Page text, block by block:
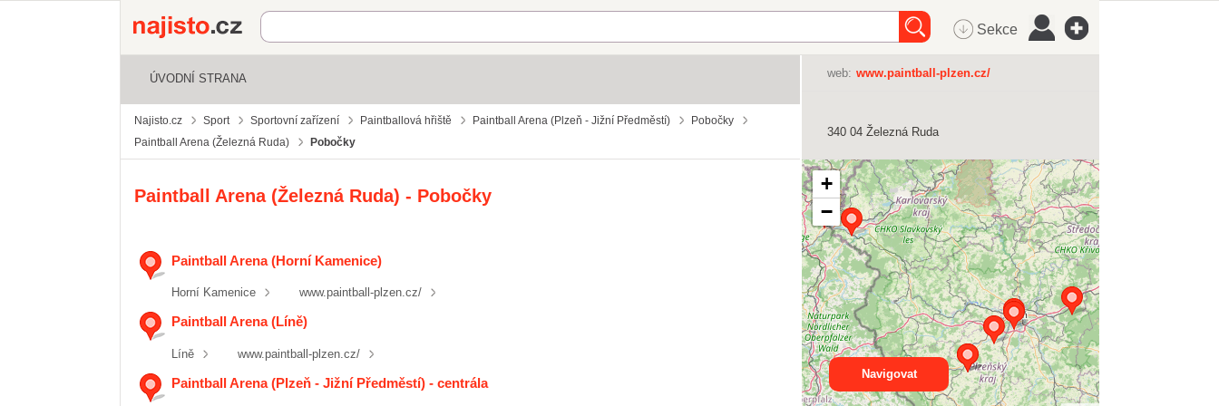
Najisto.cz Sekce
ÚVODNÍ STRANA
Najisto.cz Sport Sportovní zařízení Paintballová hřiště Paintball Arena (Plzeň - Jižní Předměstí)
Pobočky
Paintball Arena (Železná Ruda)
Pobočky
Paintball Arena (Železná Ruda) - Pobočky
Paintball Arena (Horní Kamenice)
Horní Kamenice www.paintball-plzen.cz/
Paintball Arena (Líně)
Líně www.paintball-plzen.cz/
Paintball Arena (Plzeň - Jižní Předměstí) - centrála
web: www.paintball-plzen.cz/
340 04 Železná Ruda
+
−
Navigovat